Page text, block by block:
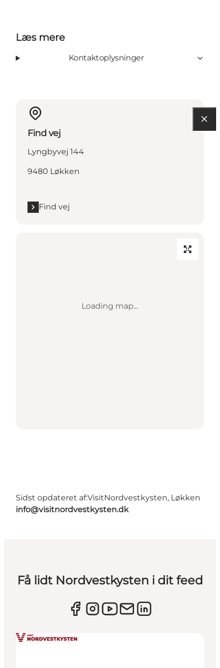
Læs mere
Kontaktoplysninger
Find vej
Lyngbyvej 144
9480 Løkken
Find vej
Loading map...
Sidst opdateret af:VisitNordvestkysten, Løkken
info@visitnordvestkysten.dk
Få lidt Nordvestkysten i dit feed